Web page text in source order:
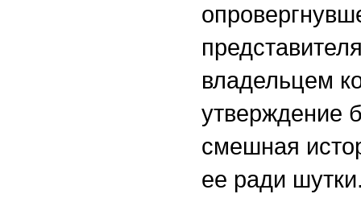
владельцем
утверждение
смешная
ее ради